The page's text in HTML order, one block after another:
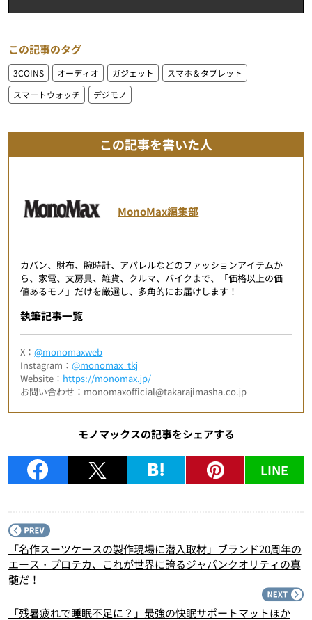
この記事のタグ
3COINS オーディオ ガジェット
スマホ＆タブレット
スマートウォッチ
デジモノ
この記事を書いた人
MonoMax編集部
カバン、財布、腕時計、アパレルなどのファッションアイテムか
ら、家電、文房具、雑貨、クルマ、バイクまで、「価格以上の価
値あるモノ」だけを厳選し、多角的にお届けします！
執筆記事一覧
X：@monomaxweb
Instagram：@monomax_tkj
Website： https://monomax.jp/
お問い合わせ：monomaxofficial@takarajimasha.co.jp
モノマックスの記事をシェアする
LINE
「名作スーツケースの製作現場に潜入取材」ブランド20周年の
エース・プロテカ、これが世界に誇るジャパンクオリティの真
髄だ！
「残暑疲れで睡眠不足に？」最強の快眠サポートマットほか